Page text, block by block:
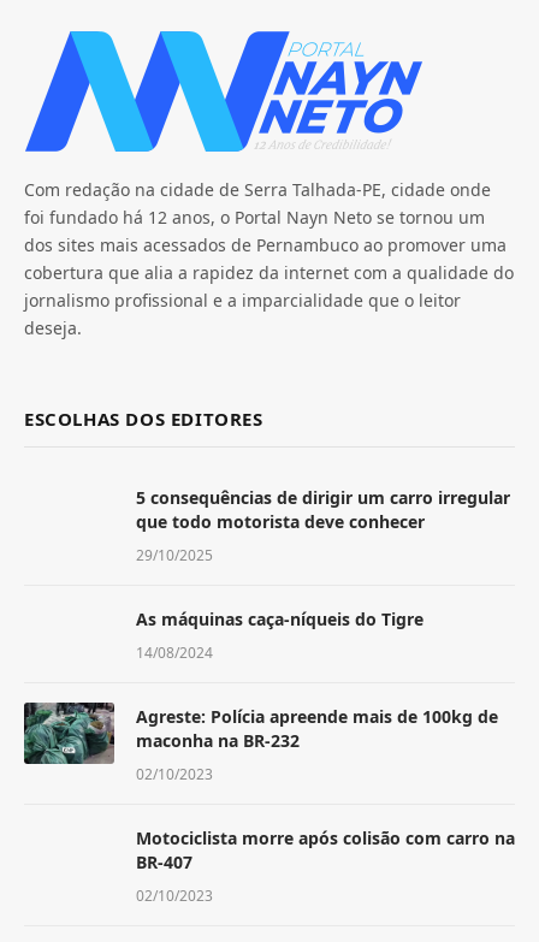
Com redação na cidade de Serra Talhada-PE, cidade onde
foi fundado há 12 anos, o Portal Nayn Neto se tornou um
dos sites mais acessados de Pernambuco ao promover uma
cobertura que alia a rapidez da internet com a qualidade do
jornalismo profissional e a imparcialidade que o leitor
deseja.
ESCOLHAS DOS EDITORES
5 consequências de dirigir um carro irregular
que todo motorista deve conhecer
29/10/2025
As máquinas caça-níqueis do Tigre
14/08/2024
Agreste: Polícia apreende mais de 100kg de
maconha na BR-232
02/10/2023
Motociclista morre após colisão com carro na
BR-407
02/10/2023